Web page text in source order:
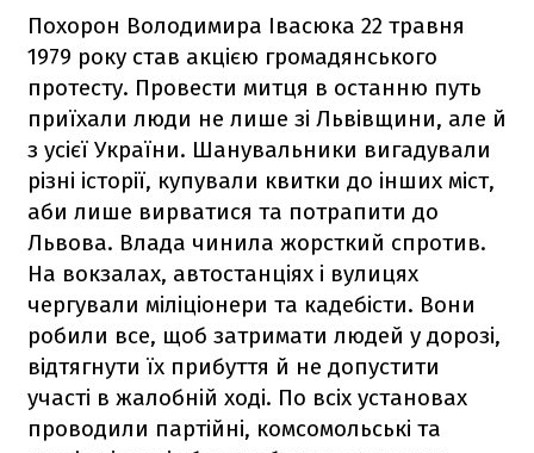
Похорон Володимира Івасюка 22 травня
1979 року став акцією громадянського
протесту. Провести митця в останню путь
приїхали люди не лише зі Львівщини, але й
з усієї України. Шанувальники вигадували
різні історії, купували квитки до інших міст,
аби лише вирватися та потрапити до
Львова. Влада чинила жорсткий спротив.
На вокзалах, автостанціях і вулицях
чергували міліціонери та кадебісти. Вони
робили все, щоб затримати людей у дорозі,
відтягнути їх прибуття й не допустити
участі в жалобній ході. По всіх установах
проводили партійні, комсомольські та